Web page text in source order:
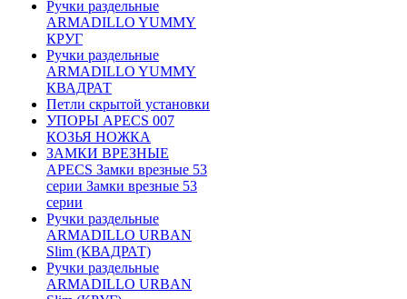
Ручки раздельные
ARMADILLO YUMMY
КРУГ
Ручки раздельные
ARMADILLO YUMMY
КВАДРАТ
Петли скрытой установки
УПОРЫ APECS 007
КОЗЬЯ НОЖКА
ЗАМКИ ВРЕЗНЫЕ
APECS Замки врезные 53
серии Замки врезные 53
серии
Ручки раздельные
ARMADILLO URBAN
Slim (КВАДРАТ)
Ручки раздельные
ARMADILLO URBAN